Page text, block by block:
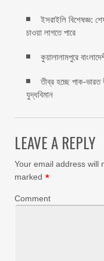
ইসরাইলি বিশেষজ্ঞ:
চাওয়া লাগতে পারে
কুয়ালালামপুরে
তীব্র হচ্ছে পাক-ভারত
যুদ্ধবিমান
LEAVE A REPLY
Your email address will
marked *
Comment